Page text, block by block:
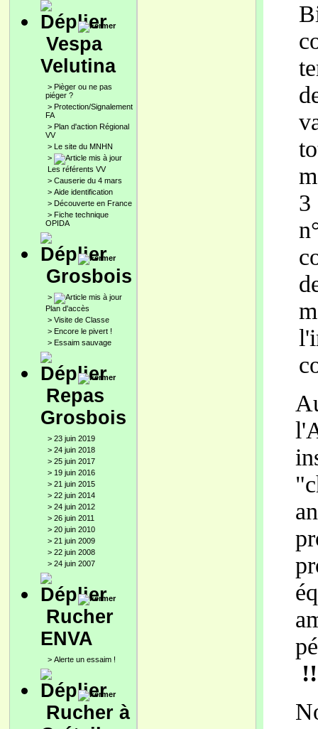
Vespa
Velutina
> Pièger ou ne pas
piéger ?
> Protection/Signalement
FA
> Plan d'action Régional
VV
> Le site du MNHN
>
Les référents VV
> Causerie du 4 mars
> Aide identification
> Découverte en France
> Fiche technique
OPIDA
Grosbois
>
Plan d'accès
> Visite de Classe
> Encore le pivert !
> Essaim sauvage
Repas
Grosbois
> 23 juin 2019
> 24 juin 2018
> 25 juin 2017
> 19 juin 2016
> 21 juin 2015
> 22 juin 2014
> 24 juin 2012
> 26 juin 2011
> 20 juin 2010
> 21 juin 2009
> 22 juin 2008
> 24 juin 2007
Rucher
ENVA
> Alerte un essaim !
Rucher à
3